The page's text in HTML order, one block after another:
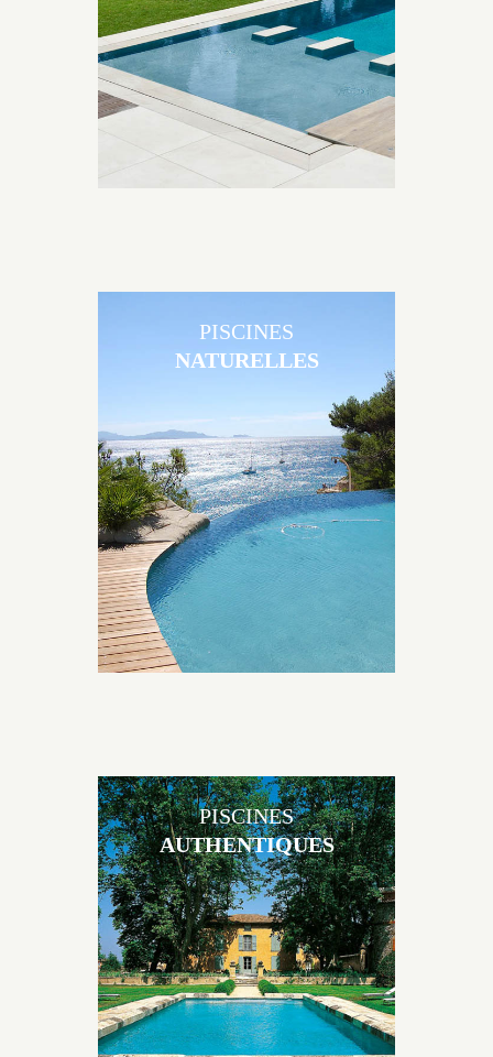
matériaux et de revêtements et les nombreuses
options disponibles, miroir, couloir de nage, plage
immergée, débordement.
Les piscines en béton naturelles Jacques Brens sont
originales, elles s’intègrent parfaitement à leur
environnement grâce à un jeu de volume et de
matière sur-mesure conçu par notre bureau d’étude
spécialisé.
PISCINES
NATURELLES
Les piscines en béton authentiques Jacques Brens se
démarquent par la noblesse des matériaux
utilisés pour garder un aspect ancien, retrouver une
patine naturelle ou créer un ornement de pierres de
taille.
PISCINES
AUTHENTIQUES